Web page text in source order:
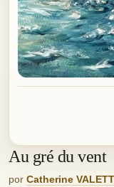
Au gré du vent
por Catherine